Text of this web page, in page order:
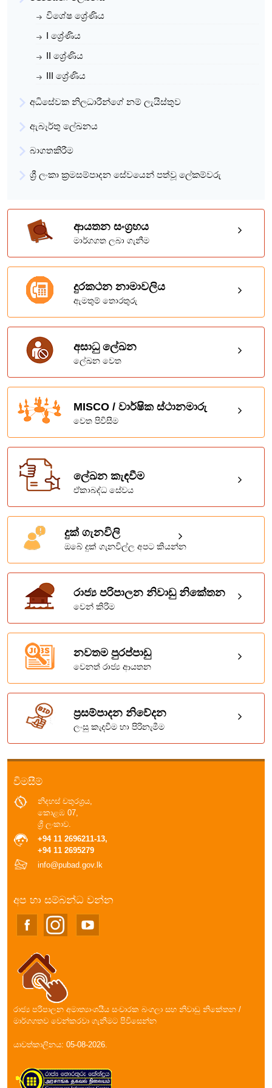
විශේෂ ශ්‍රේණිය
I ශ්‍රේණිය
II ශ්‍රේණිය
III ශ්‍රේණිය
අධිසේවක නිලධාරීන්ගේ නම් ලැයිස්තුව
ඇබෑර්තු ලේඛනය
බාගතකිරීම
ශ්‍රී ලංකා ක්‍රමසම්පාදන සේවයෙන් පත්වූ ලේකම්වරු
ආයතන සංග්‍රහය
මාර්ගගත ලබා ගැනීම
දුරකථන නාමාවලිය
ඇමතුම් තොරතුරු
අසාධු ලේඛන
ලේඛන වෙත
MISCO / වාර්ෂික ස්ථානමාරු
වෙත පිවිසීම
ලේඛන කැඳවීම
ඒකාබද්ධ සේවය
දුක් ගැනවිලි
ඔබේ දුක් ගැනවිල්ල අපට කියන්න
රාජ්‍ය පරිපාලන නිවාඩු නිකේතන
වෙන් කිරිම
නවතම පුරප්පාඩු
වෙනත් රාජ්‍ය ආයතන
ප්‍රසම්පාදන නිවේදන
ලංසු කැදවීම හා පිරිනැමීම
විමසීම්
නිදහස් චතුරශ්‍රය,
කොළඹ 07,
ශ්‍රී ලංකාව.
+94 11 2696211-13,
+94 11 2695279
info@pubad.gov.lk
අප හා සම්බන්ධ වන්න
රාජ්‍ය පරිපාලන අමාත්‍යාංශයීය සංචාරක බංගලා සහ නිවාඩු නිකේතන /
මාර්ගගතව වෙන්කරවා ගැනීමට පිවිසෙන්න
යාවත්කාලිනය: 05-08-2026.